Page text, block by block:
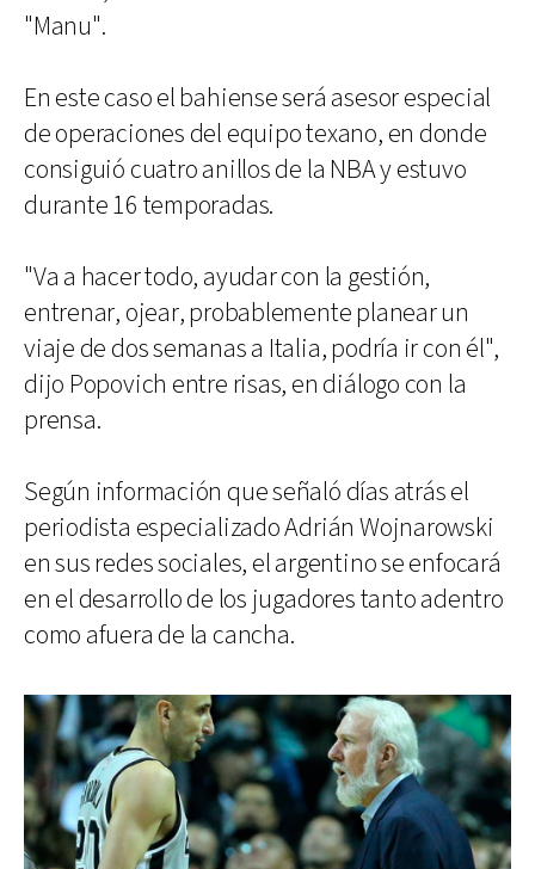
"Manu".
En este caso el bahiense será asesor especial
de operaciones del equipo texano, en donde
consiguió cuatro anillos de la NBA y estuvo
durante 16 temporadas.
"Va a hacer todo, ayudar con la gestión,
entrenar, ojear, probablemente planear un
viaje de dos semanas a Italia, podría ir con él",
dijo Popovich entre risas, en diálogo con la
prensa.
Según información que señaló días atrás el
periodista especializado Adrián Wojnarowski
en sus redes sociales, el argentino se enfocará
en el desarrollo de los jugadores tanto adentro
como afuera de la cancha.